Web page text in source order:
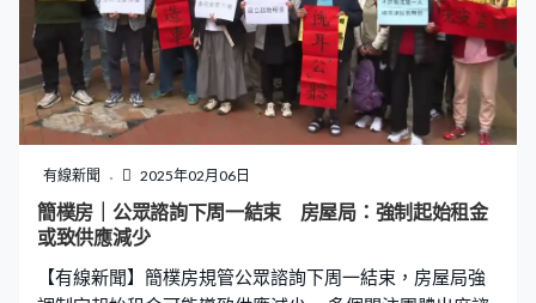
有線新聞 2025年02月06日
簡樸房｜公眾諮詢下周一結束 房屋局：強制起始租金
或致供應減少
【有線新聞】簡樸房規管公眾諮詢下周一結束，房屋局強